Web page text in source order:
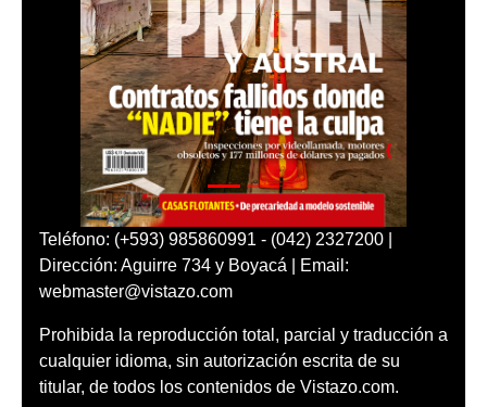
Teléfono: (+593) 985860991 - (042) 2327200 |
Dirección: Aguirre 734 y Boyacá | Email:
webmaster@vistazo.com
Prohibida la reproducción total, parcial y traducción a
cualquier idioma, sin autorización escrita de su
titular, de todos los contenidos de Vistazo.com.